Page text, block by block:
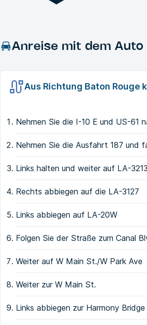
Anreise mit dem Auto
Aus Richtung Baton Rouge
Nehmen Sie die I-10 E und US-61
Nehmen Sie die Ausfahrt 187 und
Links halten und weiter auf LA-
Rechts abbiegen auf die LA-3127
Links abbiegen auf LA-20W
Folgen Sie der Straße zum Canal
Weiter auf W Main St./W Park Ave
Weiter zur W Main St.
Links abbiegen zur Harmony Bridge